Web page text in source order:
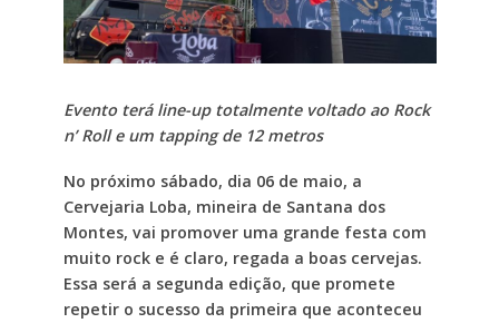
Evento terá line-up totalmente voltado ao Rock
n’ Roll e um tapping de 12 metros
No próximo sábado, dia 06 de maio, a
Cervejaria Loba, mineira de Santana dos
Montes, vai promover uma grande festa com
muito rock e é claro, regada a boas cervejas.
Essa será a segunda edição, que promete
repetir o sucesso da primeira que aconteceu